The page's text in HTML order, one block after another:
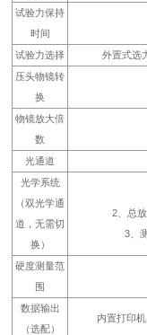
试验力保持
时间
试验力选择
外置式选
压头物镜转
换
物镜放大倍
数
光通道
光学系统
（双光学通
道，无需切
换）
2、总
3、
硬度测量范
围
数据输出
（选配）
内置打印